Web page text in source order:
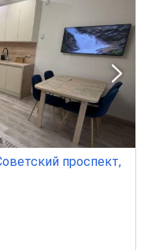
проспект,